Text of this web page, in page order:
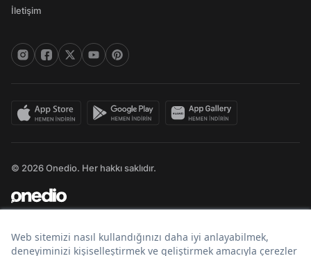
İletişim
© 2026 Onedio. Her hakkı saklıdır.
Bir markasıdır.